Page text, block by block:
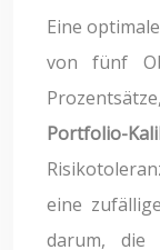
Eine
von fünf
Portfolio-
eine
darum, die